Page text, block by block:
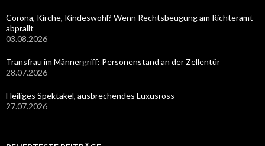
Corona, Kirche, Kindeswohl? Wenn Rechtsbeugung am Richteramt
abprallt
03.08.2026
Transfrau im Männergriff: Personenstand an der Zellentür
28.07.2026
Heiliges Spektakel, ausbrechendes Luxusross
27.07.2026